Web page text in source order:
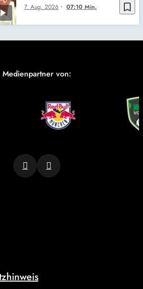
bookmark_border
7. Aug. 2026 07:10 Min.
Medienpartner von: